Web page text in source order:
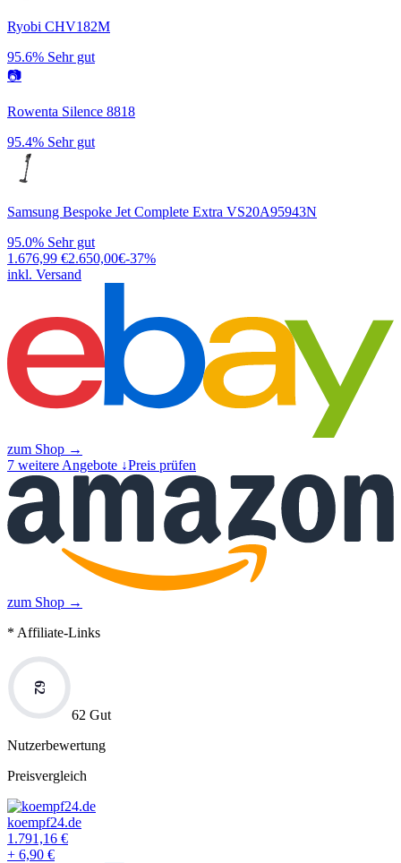
Ryobi CHV182M
95.6% Sehr gut
📷
Rowenta Silence 8818
95.4% Sehr gut
Samsung Bespoke Jet Complete Extra VS20A95943N
95.0% Sehr gut
1.676,99 €2.650,00€-37%
inkl. Versand
zum Shop →
7 weitere Angebote ↓Preis prüfen
zum Shop →
* Affiliate-Links
62
62 Gut
Nutzerbewertung
Preisvergleich
koempf24.de
1.791,16 €
+ 6,90 €